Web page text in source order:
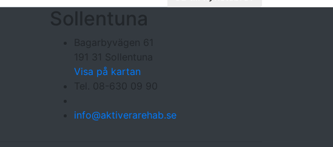
Sollentuna
Bagarbyvägen 61
191 31 Sollentuna
Visa på kartan
Tel. 08-630 09 90
info@aktiverarehab.se